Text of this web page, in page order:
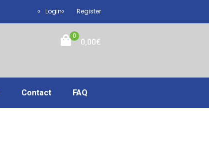
Login Register
0
0,00€
Contact FAQ